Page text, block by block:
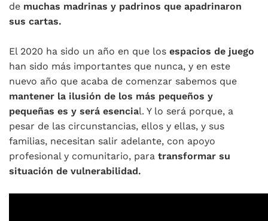
de muchas madrinas y padrinos que apadrinaron
sus cartas.
El 2020 ha sido un año en que los espacios de juego
han sido más importantes que nunca, y en este
nuevo año que acaba de comenzar sabemos que
mantener la ilusión de los más pequeños y
pequeñas es y será esencial. Y lo será porque, a
pesar de las circunstancias, ellos y ellas, y sus
familias, necesitan salir adelante, con apoyo
profesional y comunitario, para transformar su
situación de vulnerabilidad.